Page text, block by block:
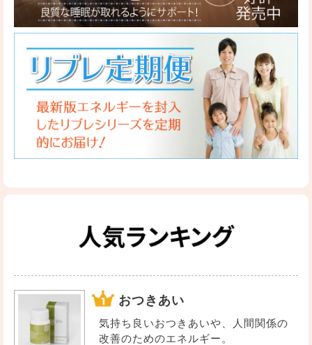
おつきあい
気持ち良いおつきあいや、人間関係の
改善のためのエネルギー。